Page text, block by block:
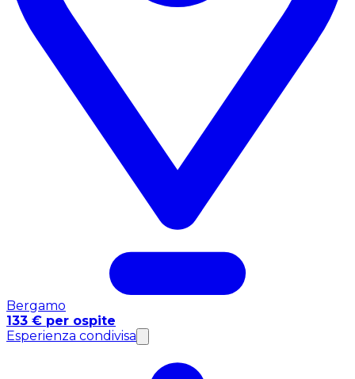
Bergamo
133 € per ospite
Esperienza condivisa